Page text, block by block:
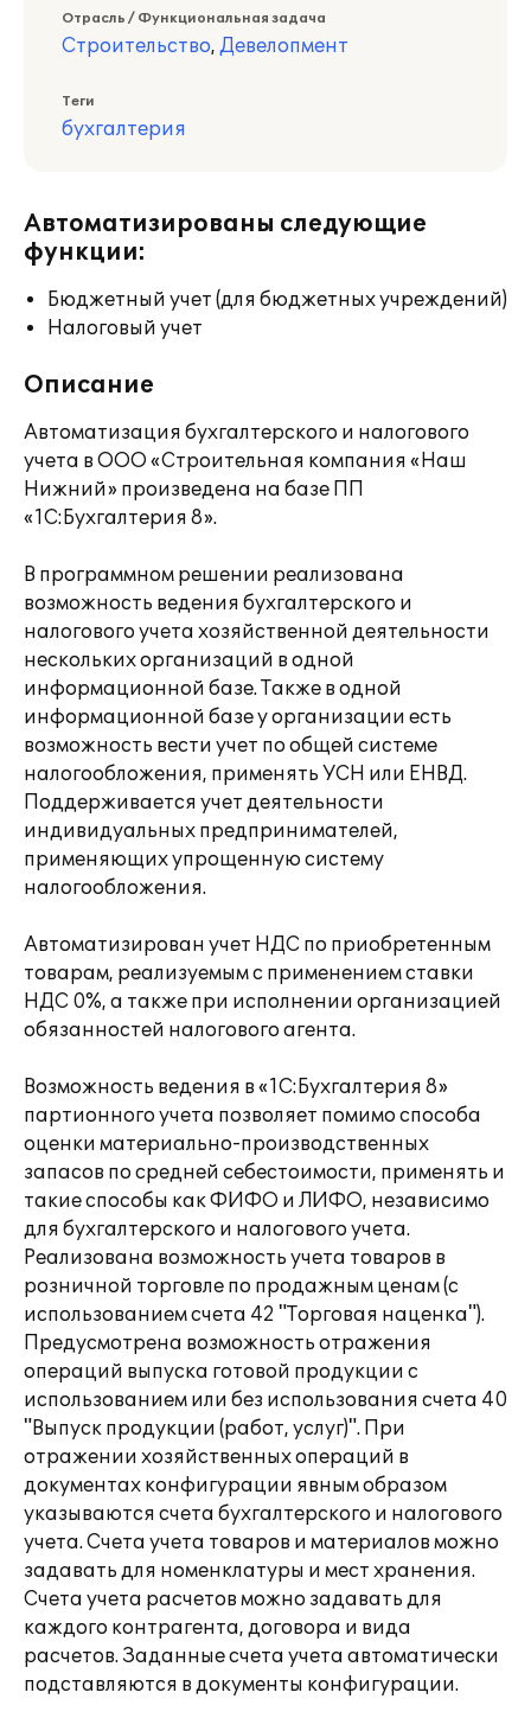
Отрасль / Функциональная задача
Строительство, Девелопмент
Теги
бухгалтерия
Автоматизированы следующие
функции:
Бюджетный учет (для бюджетных учреждений)
Налоговый учет
Описание
Автоматизация бухгалтерского и налогового
учета в ООО «Строительная компания «Наш
Нижний» произведена на базе ПП
«1С:Бухгалтерия 8».
В программном решении реализована
возможность ведения бухгалтерского и
налогового учета хозяйственной деятельности
нескольких организаций в одной
информационной базе. Также в одной
информационной базе у организации есть
возможность вести учет по общей системе
налогообложения, применять УСН или ЕНВД.
Поддерживается учет деятельности
индивидуальных предпринимателей,
применяющих упрощенную систему
налогообложения.
Автоматизирован учет НДС по приобретенным
товарам, реализуемым с применением ставки
НДС 0%, а также при исполнении организацией
обязанностей налогового агента.
Возможность ведения в «1С:Бухгалтерия 8»
партионного учета позволяет помимо способа
оценки материально-производственных
запасов по средней себестоимости, применять и
такие способы как ФИФО и ЛИФО, независимо
для бухгалтерского и налогового учета.
Реализована возможность учета товаров в
розничной торговле по продажным ценам (с
использованием счета 42 "Торговая наценка").
Предусмотрена возможность отражения
операций выпуска готовой продукции с
использованием или без использования счета 40
"Выпуск продукции (работ, услуг)". При
отражении хозяйственных операций в
документах конфигурации явным образом
указываются счета бухгалтерского и налогового
учета. Счета учета товаров и материалов можно
задавать для номенклатуры и мест хранения.
Счета учета расчетов можно задавать для
каждого контрагента, договора и вида
расчетов. Заданные счета учета автоматически
подставляются в документы конфигурации.